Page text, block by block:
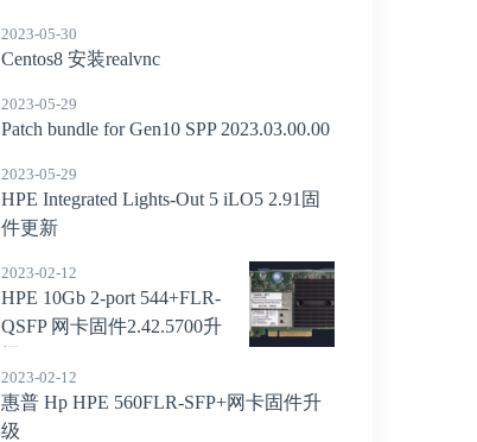
2023-05-30
Centos8 安装realvnc
2023-05-29
Patch bundle for Gen10 SPP 2023.03.00.00
2023-05-29
HPE Integrated Lights-Out 5 iLO5 2.91固
件更新
2023-02-12
HPE 10Gb 2-port 544+FLR-
QSFP 网卡固件2.42.5700升
2023-02-12
惠普 Hp HPE 560FLR-SFP+网卡固件升
级